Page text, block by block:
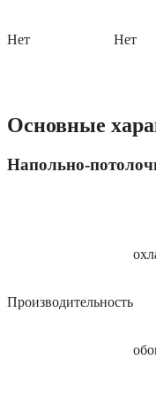
Нет Нет
Основные
Напольно-
Производительность